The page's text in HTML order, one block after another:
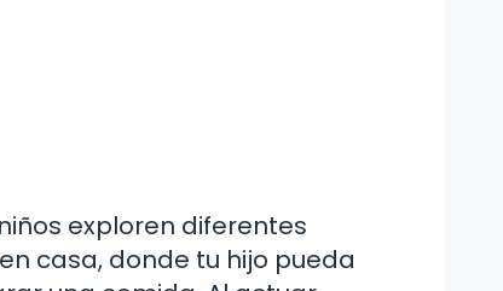
exploren diferentes
casa, donde tu hijo pueda